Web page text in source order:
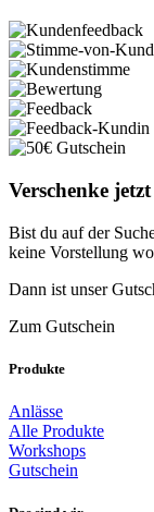
Verschenke
Bist du auf der
keine Vorstellung
Dann ist unser
Zum Gutschein
Produkte
Anlässe
Alle Produkte
Workshops
Gutschein